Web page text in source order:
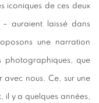
iconiques de ces deux
auraient laissé dans
une narration
photographiques, que
nous. Ce, sur une
il y a quelques années,